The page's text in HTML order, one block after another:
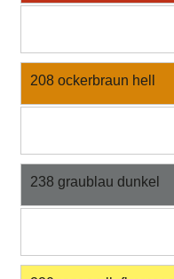
208 ockerbraun hell
238 graublau dunkel